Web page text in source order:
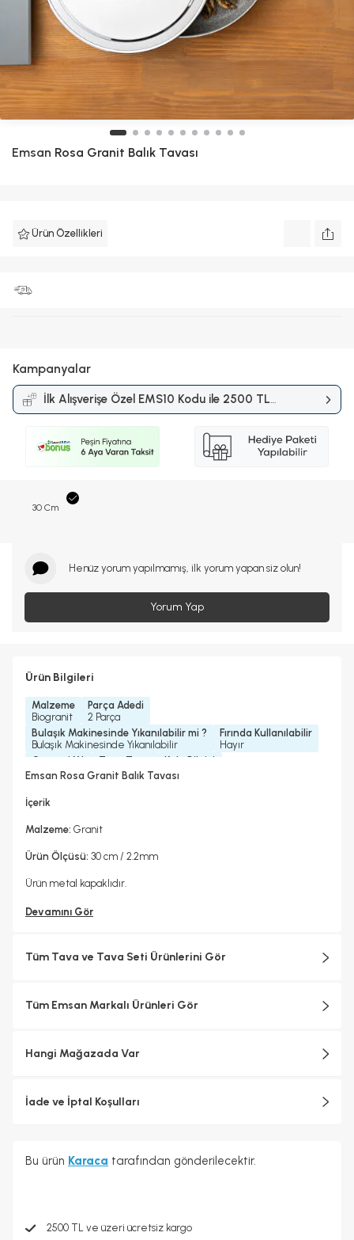
Emsan Rosa Granit Balık Tavası
Ürün Özellikleri
Kampanyalar
İlk Alışverişe Özel EMS10 Kodu ile 2500 TL
ve Üzerine %10 İndirimKampanyası
30 Cm
Henüz yorum yapılmamış, ilk yorum yapan siz olun!
Yorum Yap
Ürün Bilgileri
Malzeme
Biogranit
Parça Adedi
2 Parça
Bulaşık Makinesinde Yıkanılabilir mi ?
Bulaşık Makinesinde Yıkanılabilir
Fırında Kullanılabilir
Hayır
Garanti Yılı
2 Yıl
Tava Türü
Balık Tavası
Kulp Bilgisi
Bakalit Kulp
Emsan Rosa Granit Balık Tavası
İçerik
Malzeme: Granit
Ürün Ölçüsü: 30 cm / 2.2mm
Ürün metal kapaklıdır.
Devamını Gör
Tüm Tava ve Tava Seti Ürünlerini Gör
Tüm Emsan Markalı Ürünleri Gör
Hangi Mağazada Var
İade ve İptal Koşulları
Bu ürün Karaca tarafından gönderilecektir.
2500 TL ve üzeri ücretsiz kargo